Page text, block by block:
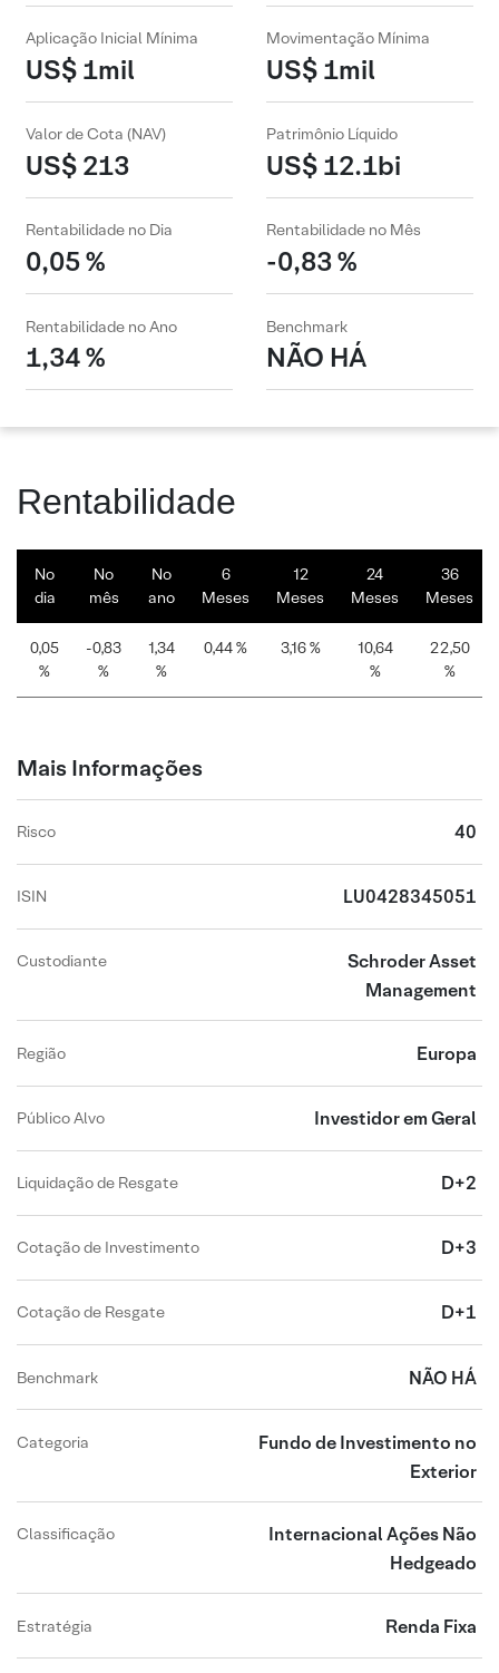
Aplicação Inicial Mínima
US$ 1mil
Movimentação Mínima
US$ 1mil
Valor de Cota (NAV)
US$ 213
Patrimônio Líquido
US$ 12.1bi
Rentabilidade no Dia
0,05 %
Rentabilidade no Mês
-0,83 %
Rentabilidade no Ano
1,34 %
Benchmark
NÃO HÁ
Rentabilidade
No
dia
No
mês
No
ano
6
Meses
12
Meses
24
Meses
36
Meses
0,05
%
-0,83
%
1,34
%
0,44 % 3,16 %
10,64
%
22,50
%
Mais Informações
Risco 40
ISIN LU0428345051
Custodiante
Schroder Asset
Management
Região Europa
Público Alvo Investidor em Geral
Liquidação de Resgate D+2
Cotação de Investimento D+3
Cotação de Resgate D+1
Benchmark NÃO HÁ
Categoria
Fundo de Investimento no
Exterior
Classificação
Internacional Ações Não
Hedgeado
Estratégia Renda Fixa